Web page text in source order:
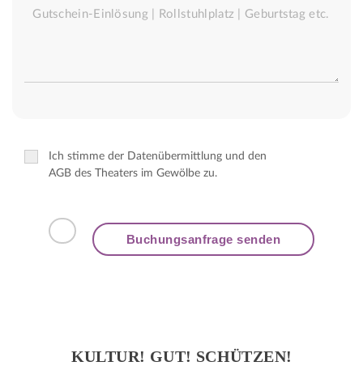
Ich stimme der Datenübermittlung und den
AGB des Theaters im Gewölbe zu.
KULTUR! GUT! SCHÜTZEN!